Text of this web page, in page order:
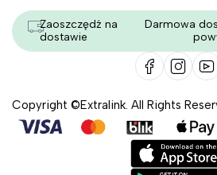
Zaoszczędź na
dostawie
Darmowa
Copyright ©Extralink. All Rights